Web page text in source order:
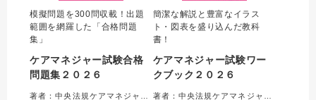
模擬問題を300問収載！出題
範囲を網羅した「合格問題
集」
ケアマネジャー試験合格
問題集２０２６
簡潔な解説と豊富なイラス
ト・図表を盛り込んだ教科
書！
ケアマネジャー試験ワー
クブック２０２６